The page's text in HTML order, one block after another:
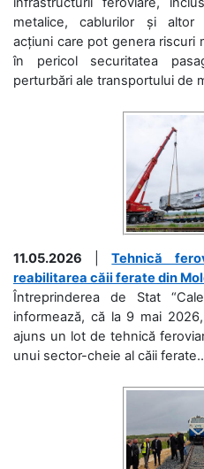
metalice, cablurilor și altor
acțiuni care pot genera riscuri
în pericol securitatea
perturbări ale transportului de
11.05.2026 |Tehnică
reabilitarea căii ferate din
Întreprinderea de Stat
informează, că la 9 mai
ajuns un lot de tehnică
unui sector-cheie al căii